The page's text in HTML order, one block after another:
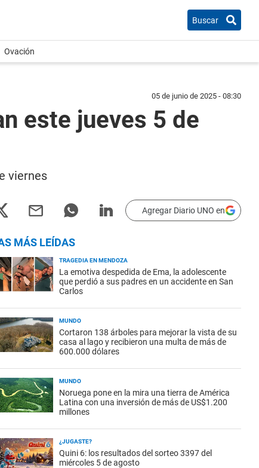
Buscar
Ovación
05 de junio de 2025 - 08:30
este jueves 5 de
viernes
Agregar Diario UNO en
MÁS LEÍDAS
TRAGEDIA EN MENDOZA
La emotiva despedida de Ema, la adolescente
que perdió a sus padres en un accidente en San
Carlos
MUNDO
Cortaron 138 árboles para mejorar la vista de su
casa al lago y recibieron una multa de más de
600.000 dólares
MUNDO
Noruega pone en la mira una tierra de América
Latina con una inversión de más de US$1.200
millones
¿JUGASTE?
Quini 6: los resultados del sorteo 3397 del
miércoles 5 de agosto